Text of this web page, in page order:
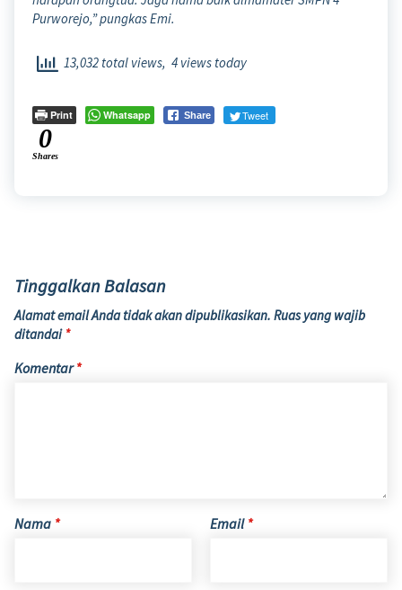
Purworejo,” pungkas Emi.
13,032 total views, 4 views today
Print Whatsapp Share Tweet
0
Shares
Tinggalkan Balasan
Alamat email Anda tidak akan dipublikasikan. Ruas yang wajib
ditandai *
Komentar*
Nama * Email *